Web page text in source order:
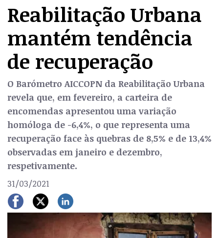
Reabilitação Urbana
mantém tendência
de recuperação
O Barómetro AICCOPN da Reabilitação Urbana
revela que, em fevereiro, a carteira de
encomendas apresentou uma variação
homóloga de -6,4%, o que representa uma
recuperação face às quebras de 8,5% e de 13,4%
observadas em janeiro e dezembro,
respetivamente.
31/03/2021